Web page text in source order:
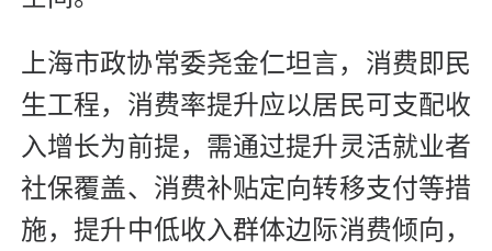
上海市政协常委尧金仁坦言，‌消费即民
生工程，消费率提升应以居民可支配收
入增长为前提，需通过提升灵活就业者
社保覆盖、消费补贴定向转移支付等措
施，提升中低收入群体边际消费倾向，